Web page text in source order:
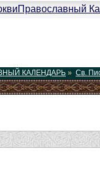
Православный
КАЛЕНДАРЬ » Св.